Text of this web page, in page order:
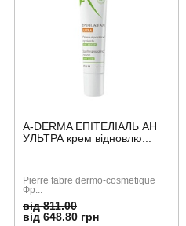
A-DERMA ЕПІТЕЛІАЛЬ АН
УЛЬТРА крем відновлю...
Pierre fabre dermo-cosmetique
Фр...
від 811.00
від 648.80 грн